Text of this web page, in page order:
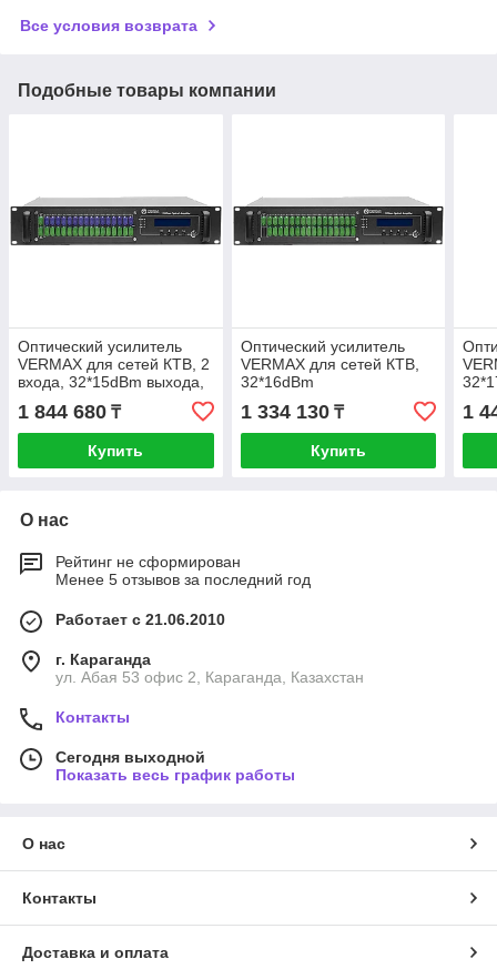
Все условия возврата
Подобные товары компании
Оптический усилитель
VERMAX для сетей КТВ, 2
входа, 32*15dBm выхода,
WDM фильтр PON
1 844 680 ₸
Купить
Оптический усилитель
VERMAX для сетей КТВ,
32*16dBm
1 334 130₸
Купить
1
О нас
Рейтинг не сформирован
Менее 5 отзывов за последний год
Работает с 21.06.2010
г. Караганда
ул. Абая 53 офис 2, Караганда, Казахстан
Контакты
Сегодня выходной
Показать весь график работы
О нас
Контакты
Доставка и оплата